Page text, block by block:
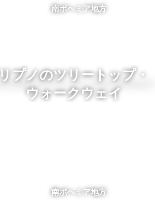
南ボヘミア地方
リプノのツリートップ・
ウォークウェイ
南ボヘミア地方